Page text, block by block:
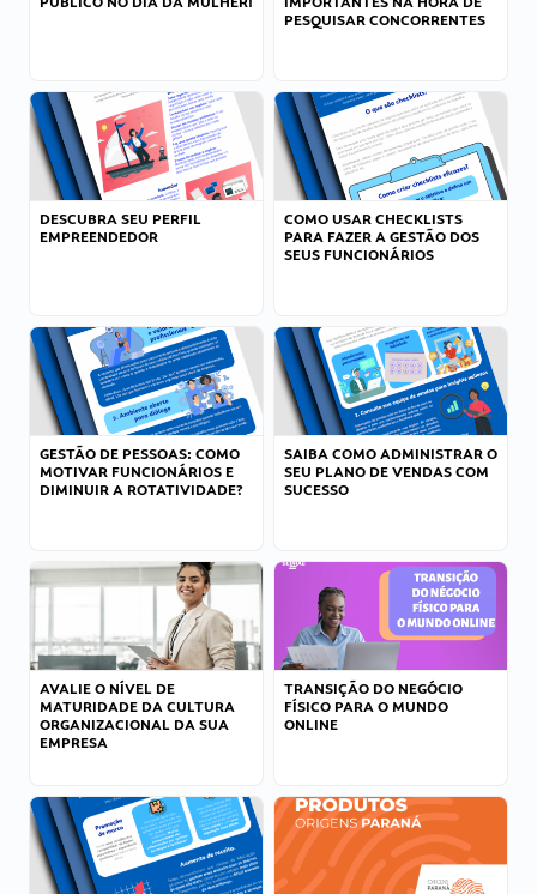
PESQUISAR CONCORRENTES
DESCUBRA SEU PERFIL
EMPREENDEDOR
COMO USAR CHECKLISTS
PARA FAZER A GESTÃO DOS
SEUS FUNCIONÁRIOS
GESTÃO DE PESSOAS: COMO
MOTIVAR FUNCIONÁRIOS E
DIMINUIR A ROTATIVIDADE?
SAIBA COMO ADMINISTRAR O
SEU PLANO DE VENDAS COM
SUCESSO
AVALIE O NÍVEL DE
MATURIDADE DA CULTURA
ORGANIZACIONAL DA SUA
EMPRESA
TRANSIÇÃO DO NEGÓCIO
FÍSICO PARA O MUNDO
ONLINE